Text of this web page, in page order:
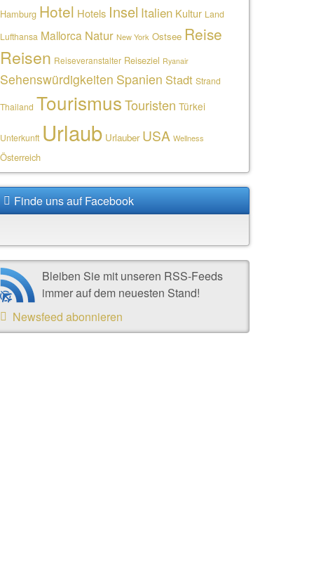
Hamburg Hotel Hotels Insel Italien Kultur Land
Lufthansa Mallorca Natur New York Ostsee Reise
Reisen Reiseveranstalter Reiseziel Ryanair
Sehenswürdigkeiten Spanien Stadt Strand
Thailand Tourismus Touristen Türkei
Unterkunft Urlaub Urlauber USA Wellness
Österreich
Finde uns auf Facebook
Bleiben Sie mit unseren RSS-Feeds
immer auf dem neuesten Stand!
Newsfeed abonnieren